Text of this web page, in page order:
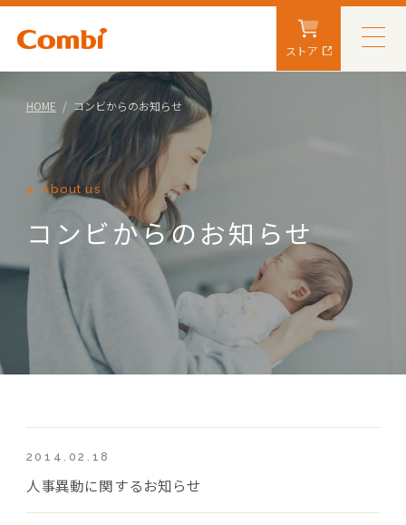
ストア
HOME コンビからのお知らせ
About us
コンビからのお知らせ
2014.02.18
人事異動に関するお知らせ